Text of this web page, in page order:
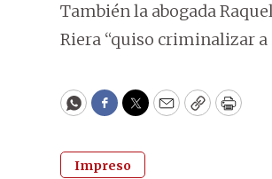
También la abogada
Riera “quiso criminalizar a
WhatsApp
Facebook
Twitter
EmailCopyPrint
Impreso